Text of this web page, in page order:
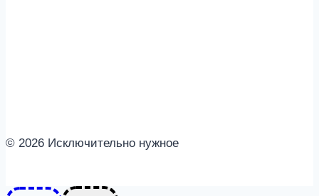
© 2026 Исключительно нужное